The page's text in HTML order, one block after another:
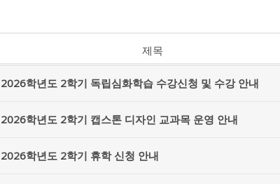
제목
2026학년도 2학기 독립심화학습 수강신청 및 수강 안내
2026학년도 2학기 캡스톤 디자인 교과목 운영 안내
2026학년도 2학기 휴학 신청 안내